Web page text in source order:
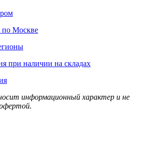
по Москве
при наличии на складах
информационный характер и не